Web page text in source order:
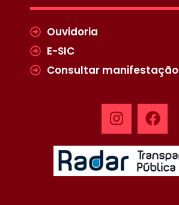
Ouvidoria
E-SIC
Consultar manifestação